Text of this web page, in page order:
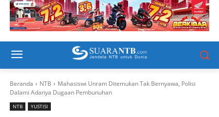
Beranda NTB
Mahasiswi Unram Ditemukan Tak Bernyawa, Polisi
Dalami Adanya Dugaan Pembunuhan
NTB YUSTISI